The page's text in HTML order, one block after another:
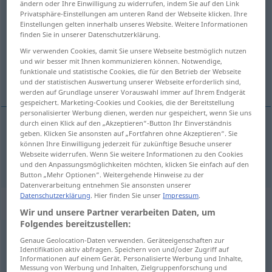
Expertinnen>
Übersicht aller Übersetzungen
(Für mehr Details die Übersetzung anklicken/antippen)
expert
expert Experte
Beispielsätze für "Experte"
ertratals Experte auf
he presentedhimselfas anexpert
ändern oder Ihre Einwilligung zu widerrufen, indem Sie auf den Link
Privatsphäre-Einstellungen am unteren Rand der Webseite klicken. Ihre
Einstellungen gelten innerhalb unseres Website. Weitere Informationen
finden Sie in unserer Datenschutzerklärung.
Wir verwenden Cookies, damit Sie unsere Webseite bestmöglich nutzen
und wir besser mit Ihnen kommunizieren können. Notwendige,
funktionale und statistische Cookies, die für den Betrieb der Webseite
und der statistischen Auswertung unserer Webseite erforderlich sind,
werden auf Grundlage unserer Vorauswahl immer auf Ihrem Endgerät
gespeichert. Marketing-Cookies und Cookies, die der Bereitstellung
personalisierter Werbung dienen, werden nur gespeichert, wenn Sie uns
durch einen Klick auf den „Akzeptieren“-Button Ihr Einverständnis
geben. Klicken Sie ansonsten auf „Fortfahren ohne Akzeptieren“. Sie
können Ihre Einwilligung jederzeit für zukünftige Besuche unserer
Webseite widerrufen. Wenn Sie weitere Informationen zu den Cookies
und den Anpassungsmöglichkeiten möchten, klicken Sie einfach auf den
Button „Mehr Optionen“. Weitergehende Hinweise zu der
Datenverarbeitung entnehmen Sie ansonsten unserer
Datenschutzerklärung. Hier finden Sie unserImpressum.
Wir und unsere Partner verarbeiten Daten, um
Folgendes bereitzustellen:
Genaue Geolocation-Daten verwenden. Geräteeigenschaften zur
Identifikation aktiv abfragen. Speichern von und/oder Zugriff auf
Informationen auf einem Gerät. Personalisierte Werbung und Inhalte,
Messung von Werbung und Inhalten, Zielgruppenforschung und